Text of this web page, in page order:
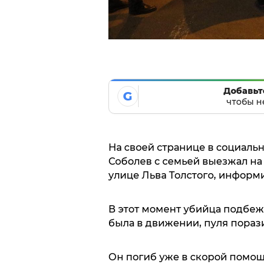
G
чтобы
На своей странице в
Соболев с семьей выезжал
улице Льва Толстого,
В этот момент убийца
была в движении, пуля
Он погиб уже в скорой